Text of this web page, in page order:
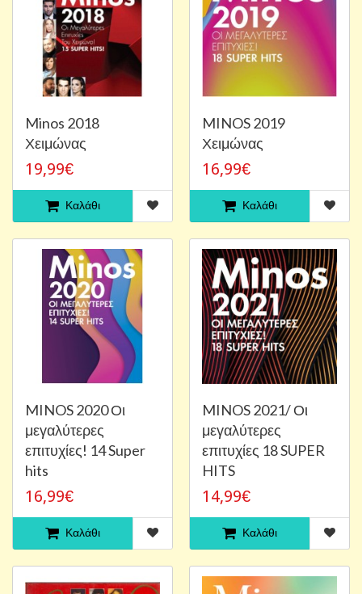
Minos 2018
Χειμώνας
19,99€
Καλάθι
MINOS 2019
Χειμώνας
16,99€
Καλάθι
MINOS 2020 Οι
μεγαλύτερες
επιτυχίες! 14 Super
hits
16,99€
Καλάθι
MINOS 2021/ Οι
μεγαλύτερες
επιτυχίες 18 SUPER
HITS
14,99€
Καλάθι